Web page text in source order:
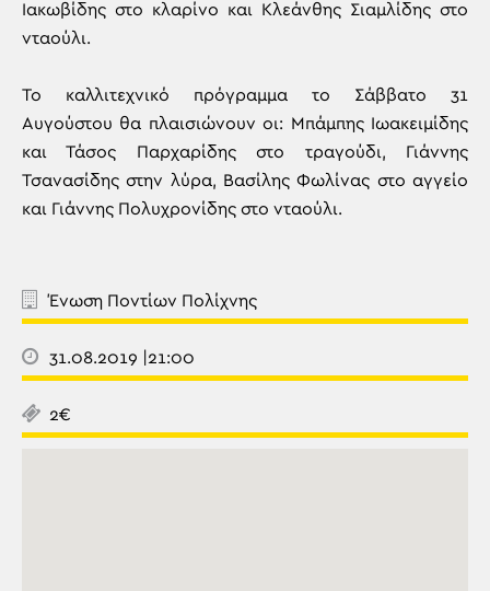
Ιακωβίδης στο κλαρίνο και Κλεάνθης Σιαμλίδης στο
νταούλι.
Το καλλιτεχνικό πρόγραμμα το Σάββατο 31
Αυγούστου θα πλαισιώνουν οι: Μπάμπης Ιωακειμίδης
και Τάσος Παρχαρίδης στο τραγούδι, Γιάννης
Τσανασίδης στην λύρα, Βασίλης Φωλίνας στο αγγείο
και Γιάννης Πολυχρονίδης στο νταούλι.
Ένωση Ποντίων Πολίχνης
31.08.2019 |21:00
2€